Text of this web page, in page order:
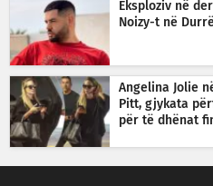
Eksploziv në
Noizy-t në
Angelina Jolie
Pitt, gjykata
për të dhënat